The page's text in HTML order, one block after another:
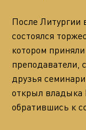
После Литургии
состоялся
котором
преподаватели,
друзья
открыл владыка
обратившись к